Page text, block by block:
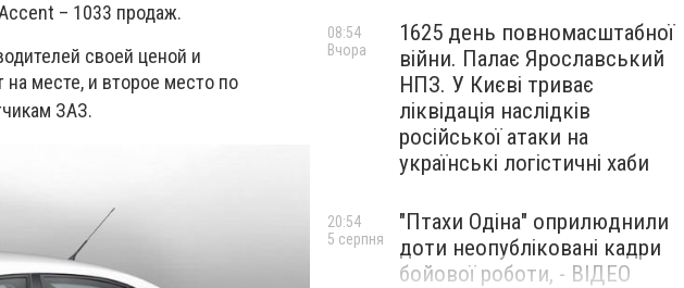
– 1033 продаж.
своей ценой и
месте, и второе место по
ЗАЗ.
1625 день повномасштабної
війни. Палає Ярославський
НПЗ. У Києві триває
ліквідація наслідків
російської атаки на
українські логістичні хаби
08:54
Вчора
"Птахи Одіна" оприлюднили
доти неопубліковані кадри
бойової роботи, - ВІДЕО
20:54
5 серпня